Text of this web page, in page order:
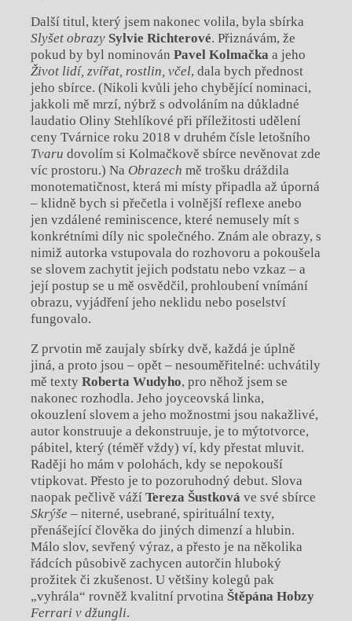
Další titul, který jsem nakonec volila, byla sbírka
Slyšet obrazy Sylvie Richterové. Přiznávám, že
pokud by byl nominován Pavel Kolmačka a jeho
Život lidí, zvířat, rostlin, včel, dala bych přednost
jeho sbírce. (Nikoli kvůli jeho chybějící nominaci,
jakkoli mě mrzí, nýbrž s odvoláním na důkladné
laudatio Oliny Stehlíkové při příležitosti udělení
ceny Tvárnice roku 2018 v druhém čísle letošního
Tvaru dovolím si Kolmačkově sbírce nevěnovat zde
víc prostoru.) Na Obrazech mě trošku dráždila
monotematičnost, která mi místy připadla až úporná
– klidně bych si přečetla i volnější reflexe anebo
jen vzdálené reminiscence, které nemusely mít s
konkrétními díly nic společného. Znám ale obrazy, s
nimiž autorka vstupovala do rozhovoru a pokoušela
se slovem zachytit jejich podstatu nebo vzkaz – a
její postup se u mě osvědčil, prohloubení vnímání
obrazu, vyjádření jeho neklidu nebo poselství
fungovalo.
Z prvotin mě zaujaly sbírky dvě, každá je úplně
jiná, a proto jsou – opět – nesouměřitelné: uchvátily
mě texty Roberta Wudyho, pro něhož jsem se
nakonec rozhodla. Jeho joyceovská linka,
okouzlení slovem a jeho možnostmi jsou nakažlivé,
autor konstruuje a dekonstruuje, je to mýtotvorce,
pábitel, který (téměř vždy) ví, kdy přestat mluvit.
Raději ho mám v polohách, kdy se nepokouší
vtipkovat. Přesto je to pozoruhodný debut. Slova
naopak pečlivě váží Tereza Šustková ve své sbírce
Skrýše – niterné, usebrané, spirituální texty,
přenášející člověka do jiných dimenzí a hlubin.
Málo slov, sevřený výraz, a přesto je na několika
řádcích působivě zachycen autorčin hluboký
prožitek či zkušenost. U většiny kolegů pak
„vyhrála“ rovněž kvalitní prvotina Štěpána Hobzy
Ferrari v džungli.